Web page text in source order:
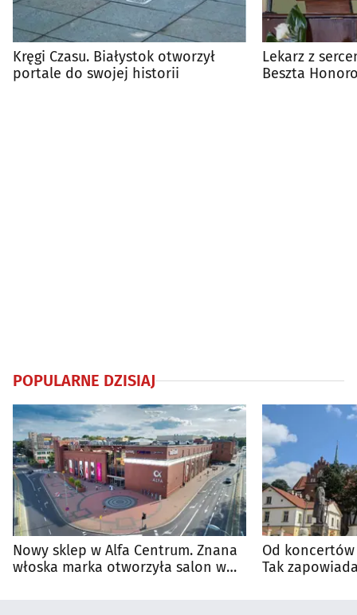
Kręgi Czasu. Białystok otworzył
portale do swojej historii
Lekarz z
Beszta
POPULARNE DZISIAJ
Nowy sklep w Alfa Centrum. Znana
włoska marka otworzyła salon w
Od
Tak